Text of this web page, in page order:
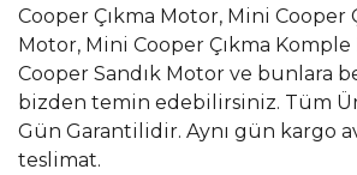
Cooper Çıkma Motor, Mini Cooper
Motor, Mini Cooper Çıkma
Cooper Sandık Motor ve bunlara
bizden temin edebilirsiniz. Tüm
Gün Garantilidir. Aynı gün kargo
teslimat.